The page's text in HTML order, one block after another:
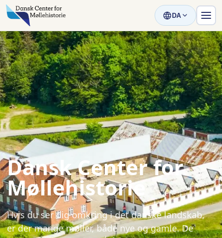
DA
Dansk Center for
Møllehistorie
Hvis du ser dig omkring i det danske landskab,
er der mange møller, både nye og gamle. De